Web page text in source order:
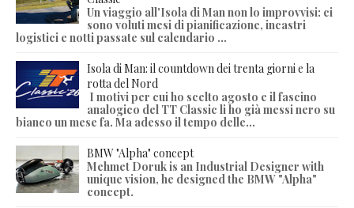
Un viaggio all'Isola di Man non lo improvvisi: ci
sono voluti mesi di pianificazione, incastri
logistici e notti passate sul calendario ...
Isola di Man: il countdown dei trenta giorni e la
rotta del Nord
I motivi per cui ho scelto agosto e il fascino
analogico del TT Classic li ho già messi nero su
bianco un mese fa. Ma adesso il tempo delle...
BMW "Alpha" concept
Mehmet Doruk is an Industrial Designer with
unique vision, he designed the BMW "Alpha"
concept.